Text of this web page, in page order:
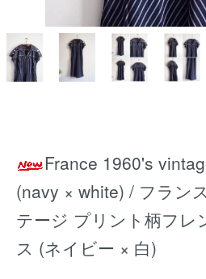
France 1960's
(navy × white) / フラン
テージ プリント柄フレ
ス (ネイビー × 白)